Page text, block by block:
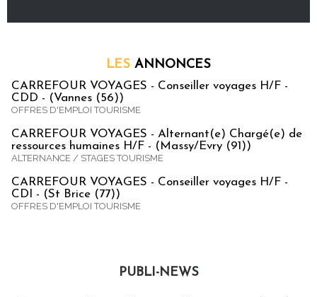
LES ANNONCES
CARREFOUR VOYAGES - Conseiller voyages H/F -
CDD - (Vannes (56))
OFFRES D'EMPLOI TOURISME
CARREFOUR VOYAGES - Alternant(e) Chargé(e) de
ressources humaines H/F - (Massy/Evry (91))
ALTERNANCE / STAGES TOURISME
CARREFOUR VOYAGES - Conseiller voyages H/F -
CDI - (St Brice (77))
OFFRES D'EMPLOI TOURISME
PUBLI-NEWS